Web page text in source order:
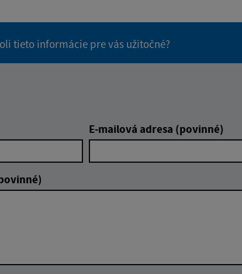
tieto informácie pre vás užitočné?
E-mailová adresa (povinné)